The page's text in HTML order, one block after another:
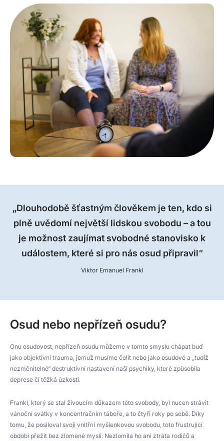
„Dlouhodobě šťastným člověkem je ten, kdo si
plně uvědomí největší lidskou svobodu – a tou
je možnost zaujímat svobodné stanovisko k
událostem, které si pro nás osud připravil“
Viktor Emanuel Frankl
Osud nebo nepřízeň osudu?
Onu osudovost, nepřízeň osudu můžeme v tomto smyslu chápat buď
jako objektivní trauma, jemuž musíme čelit nebo jako osudové a „tudíž
nezměnitelné“ destruktivní nastavení naší psychiky, které způsobila
deprese či těžká úzkosti.
Frankl, který se stal živoucím důkazem této svobody, byl nucen strávit
vánoční svátky v koncentračním táboře, a to čtyři roky po sobě. Díky
tomu, že posiloval svoji vnitřní myšlenkovou svobodu, toto frustrující
období přežít bez zlomené mysli. Nezlomila ho ani ztráta rodičů a